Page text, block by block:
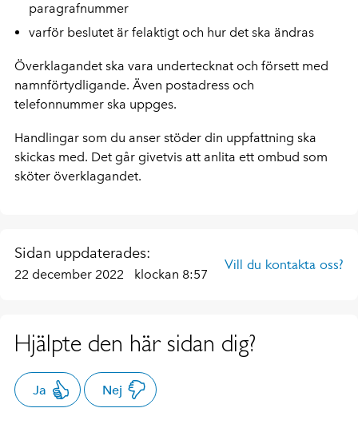
paragrafnummer
varför beslutet är felaktigt och hur det ska ändras
Överklagandet ska vara undertecknat och försett med
namnförtydligande. Även postadress och
telefonnummer ska uppges.
Handlingar som du anser stöder din uppfattning ska
skickas med. Det går givetvis att anlita ett ombud som
sköter överklagandet.
Sidan uppdaterades:
22 december 2022 klockan 8:57
Vill du kontakta oss?
Hjälpte den här sidan dig?
Ja Nej